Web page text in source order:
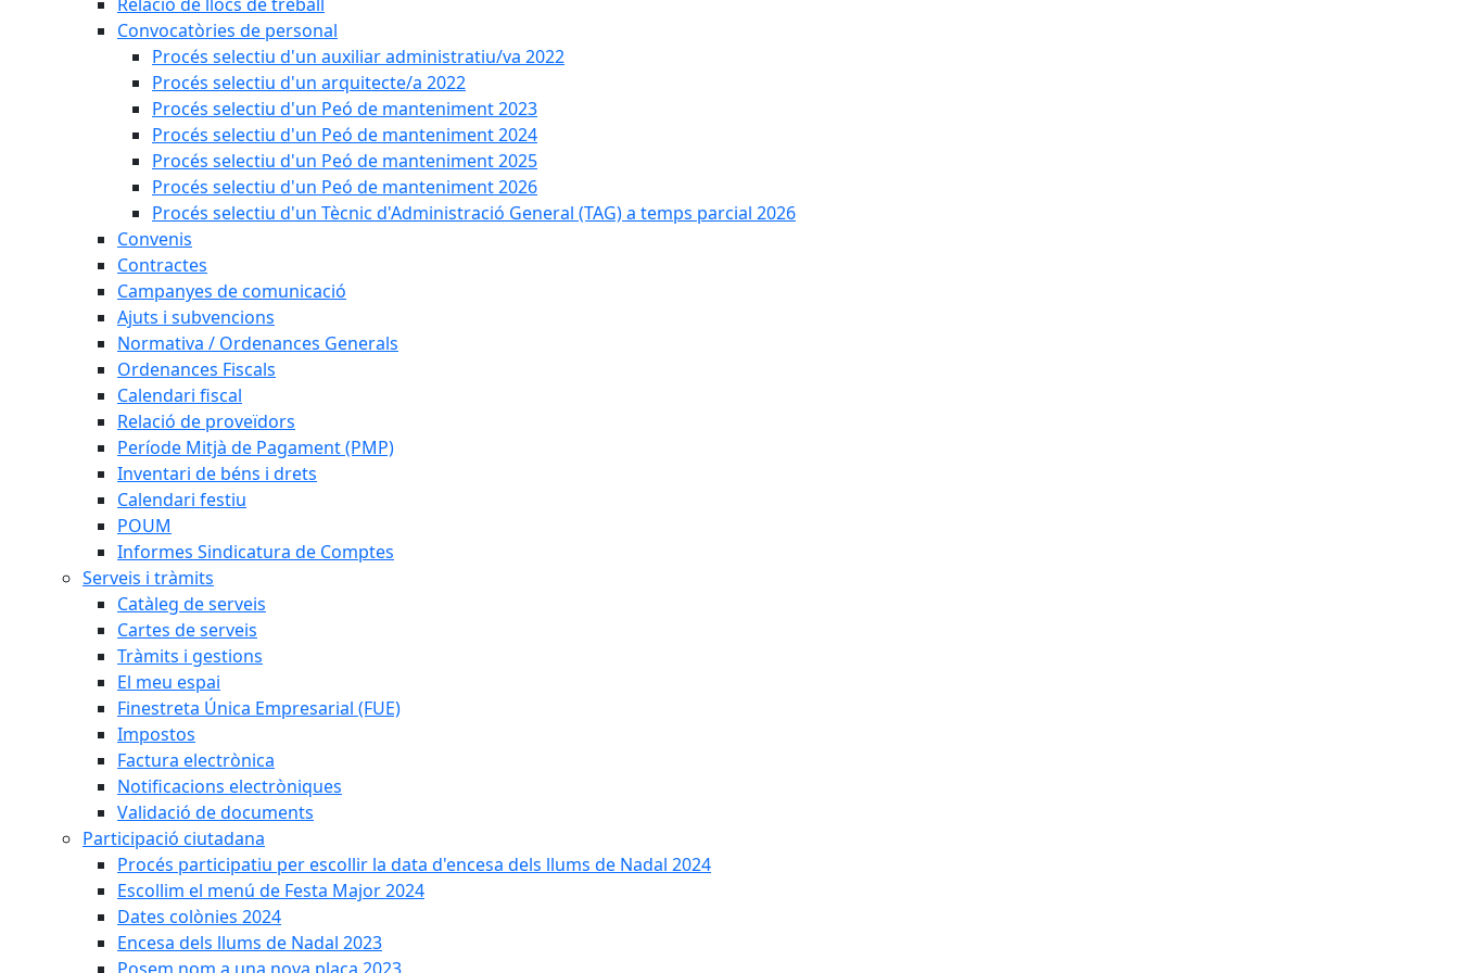
Convocatòries de personal
Procés selectiu d'un auxiliar administratiu/va 2022
Procés selectiu d'un arquitecte/a 2022
Procés selectiu d'un Peó de manteniment 2023
Procés selectiu d'un Peó de manteniment 2024
Procés selectiu d'un Peó de manteniment 2025
Procés selectiu d'un Peó de manteniment 2026
Procés selectiu d'un Tècnic d'Administració General (TAG) a temps parcial 2026
Convenis
Contractes
Campanyes de comunicació
Ajuts i subvencions
Normativa / Ordenances Generals
Ordenances Fiscals
Calendari fiscal
Relació de proveïdors
Període Mitjà de Pagament (PMP)
Inventari de béns i drets
Calendari festiu
POUM
Informes Sindicatura de Comptes
Serveis i tràmits
Catàleg de serveis
Cartes de serveis
Tràmits i gestions
El meu espai
Finestreta Única Empresarial (FUE)
Impostos
Factura electrònica
Notificacions electròniques
Validació de documents
Participació ciutadana
Procés participatiu per escollir la data d'encesa dels llums de Nadal 2024
Escollim el menú de Festa Major 2024
Dates colònies 2024
Encesa dels llums de Nadal 2023